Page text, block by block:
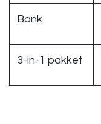
Bank
3-in-1 pakket